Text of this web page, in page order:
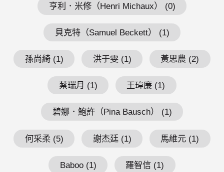
亨利．米修（Henri Michaux） (0)
貝克特（Samuel Beckett） (1)
孫尚綺 (1) 洪于雯 (1) 黃思農 (2)
蔡瑞月 (1) 王瑋廉 (1)
碧娜．鮑許（Pina Bausch） (1)
何采柔 (5) 謝杰廷 (1) 馬維元 (1)
Baboo (1) 羅智信 (1)